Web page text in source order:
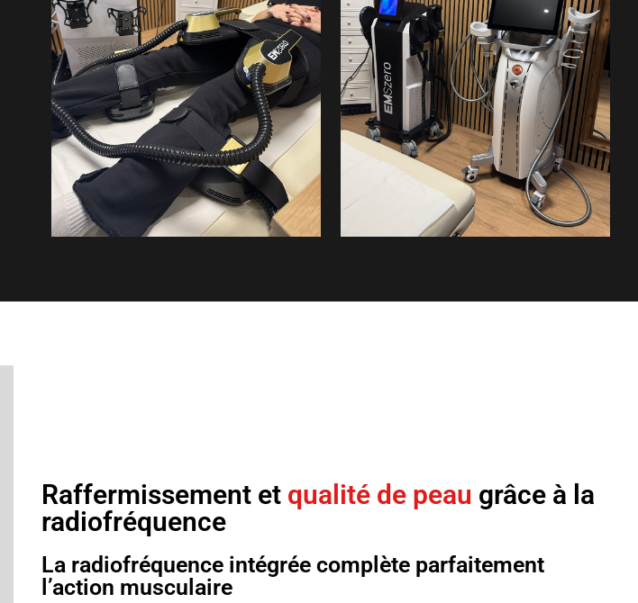
Raffermissement et qualité de peau grâce à la
radiofréquence
La radiofréquence intégrée complète parfaitement
l’action musculaire